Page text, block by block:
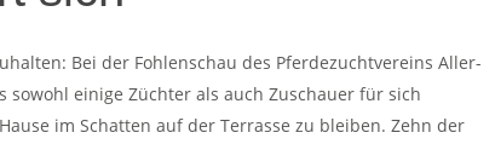
Bei der Fohlenschau des Pferdezuchtvereins Aller-
einige Züchter als auch Zuschauer für sich
im Schatten auf der Terrasse zu bleiben. Zehn der